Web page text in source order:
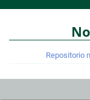
Repositorio